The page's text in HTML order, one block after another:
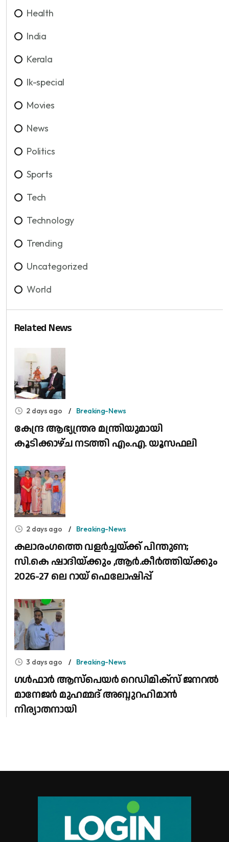
Health
India
Kerala
lk-special
Movies
News
Politics
Sports
Tech
Technology
Trending
Uncategorized
World
Related News
2 days ago Breaking-News
കേന്ദ്ര ആഭ്യന്ത്രര മന്ത്രിയുമായി
കൂടിക്കാഴ്ച നടത്തി എം.എ. യൂസഫലി
2 days ago Breaking-News
കലാരംഗത്തെ വളർച്ചയ്ക്ക് പിന്തുണ;
സി.കെ ഷാദിയ്ക്കും ,ആർ.കീർത്തിയ്ക്കും
2026-27 ലെ റായ് ഫെലോഷിപ്പ്
3 days ago Breaking-News
​ഗൾഫാർ ആസ്പെയർ റെഡിമിക്സ് ജനറൽ
മാനേജർ മുഹമ്മദ് അബ്ദുറഹിമാൻ
നിര്യാതനായി